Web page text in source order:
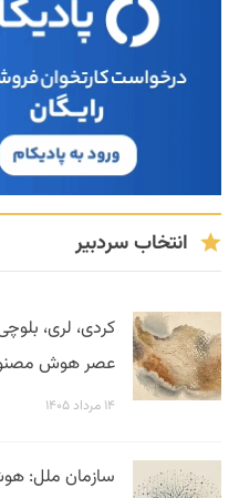
انتخاب سردبیر
کردی، لری،
عصر هوش مصنوعی
۱۴ مرداد ۱۴۰۵
سازمان ملل: